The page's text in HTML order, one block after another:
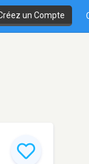
un Compte